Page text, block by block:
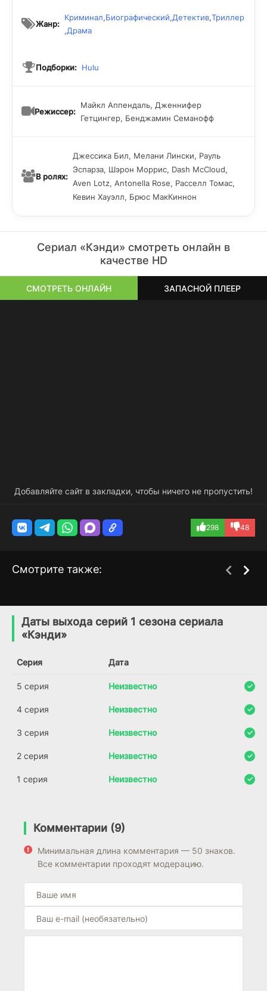
Жанр:
Криминал,Биографический,Детектив,Триллер
,Драма
Подборки: Hulu
Режиссер:
Майкл Аппендаль, Дженнифер
Гетцингер, Бенджамин Семанофф
В ролях:
Джессика Бил, Мелани Лински, Рауль
Эспарза, Шэрон Моррис, Dash McCloud,
Aven Lotz, Antonella Rose, Расселл Томас,
Кевин Хауэлл, Брюс МакКиннон
Сериал «Кэнди» смотреть онлайн в
качестве HD
СМОТРЕТЬ ОНЛАЙН ЗАПАСНОЙ ПЛЕЕР
Добавляйте сайт в закладки, чтобы ничего не пропустить!
298 48
Смотрите также:
7.0
Даты выхода серий 1 сезона сериала
«Кэнди»
Серия Дата
5 серия Неизвестно
4 серия Неизвестно
3 серия Неизвестно
2 серия Неизвестно
1 серия Неизвестно
Комментарии (9)
Минимальная длина комментария — 50 знаков.
Все комментарии проходят модерацию.